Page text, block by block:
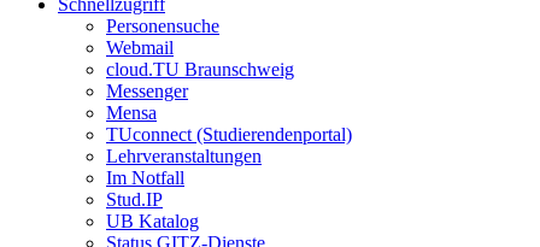
Schnellzugriff
Personensuche
Webmail
cloud.TU Braunschweig
Messenger
Mensa
TUconnect (Studierendenportal)
Lehrveranstaltungen
Im Notfall
Stud.IP
UB Katalog
Status GITZ-Dienste